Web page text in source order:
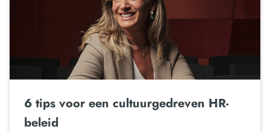
6 tips voor een cultuurgedreven HR-
beleid